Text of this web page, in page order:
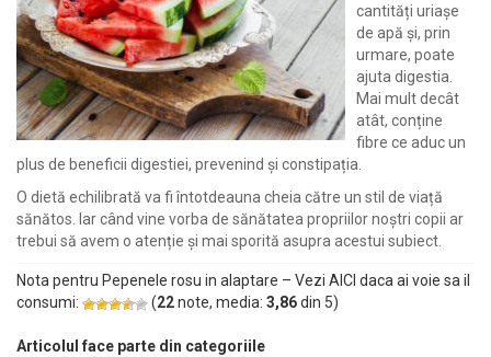
cantități uriașe
de apă și, prin
urmare, poate
ajuta digestia.
Mai mult decât
atât, conține
fibre ce aduc un
plus de beneficii digestiei, prevenind și constipația.
O dietă echilibrată va fi întotdeauna cheia către un stil de viață
sănătos. Iar când vine vorba de sănătatea propriilor noștri copii ar
trebui să avem o atenție și mai sporită asupra acestui subiect.
Nota pentru Pepenele rosu in alaptare – Vezi AICI daca ai voie sa il
consumi:
(22note, media: 3,86din 5)
Articolul face parte din categoriile